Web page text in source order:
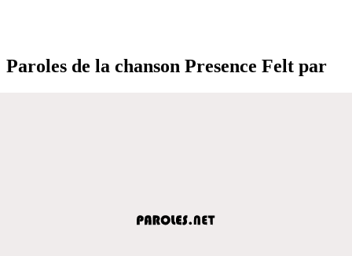
Paroles de la chanson Presence Felt par